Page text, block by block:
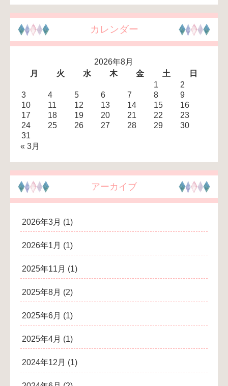
カレンダー
2026年8月
月
火 水 木 金 土
日
1
2
3
4 5 6 7 8
9
10
11 12 13 14 15
16
17
18 19 20 21 22
23
24
25 26 27 28 29
30
31
« 3月
アーカイブ
2026年3月 (1)
2026年1月 (1)
2025年11月 (1)
2025年8月 (2)
2025年6月 (1)
2025年4月 (1)
2024年12月 (1)